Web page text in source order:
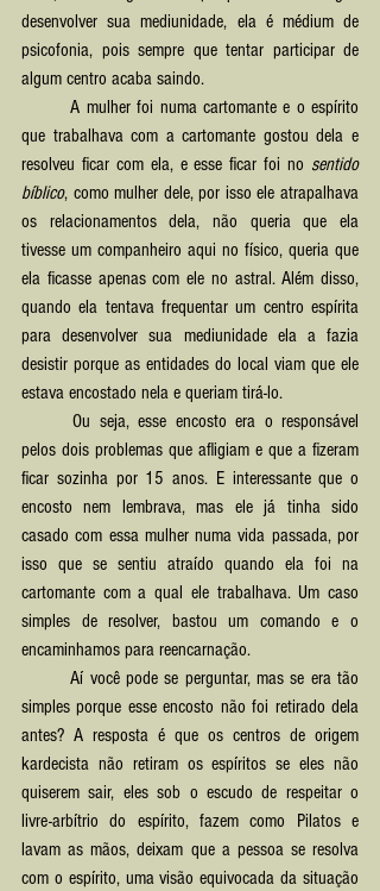
desenvolver sua mediunidade, ela é médium de
psicofonia, pois sempre que tentar participar de
algum centro acaba saindo.
	A mulher foi numa cartomante e o espírito
que trabalhava com a cartomante gostou dela e
resolveu ficar com ela, e esse ficar foi no sentido
bíblico, como mulher dele, por isso ele atrapalhava
os relacionamentos dela, não queria que ela
tivesse um companheiro aqui no físico, queria que
ela ficasse apenas com ele no astral. Além disso,
quando ela tentava frequentar um centro espírita
para desenvolver sua mediunidade ela a fazia
desistir porque as entidades do local viam que ele
estava encostado nela e queriam tirá-lo.
	Ou seja, esse encosto era o responsável
pelos dois problemas que afligiam e que a fizeram
ficar sozinha por 15 anos. E interessante que o
encosto nem lembrava, mas ele já tinha sido
casado com essa mulher numa vida passada, por
isso que se sentiu atraído quando ela foi na
cartomante com a qual ele trabalhava. Um caso
simples de resolver, bastou um comando e o
encaminhamos para reencarnação.
	Aí você pode se perguntar, mas se era tão
simples porque esse encosto não foi retirado dela
antes? A resposta é que os centros de origem
kardecista não retiram os espíritos se eles não
quiserem sair, eles sob o escudo de respeitar o
livre-arbítrio do espírito, fazem como Pilatos e
lavam as mãos, deixam que a pessoa se resolva
com o espírito, uma visão equivocada da situação